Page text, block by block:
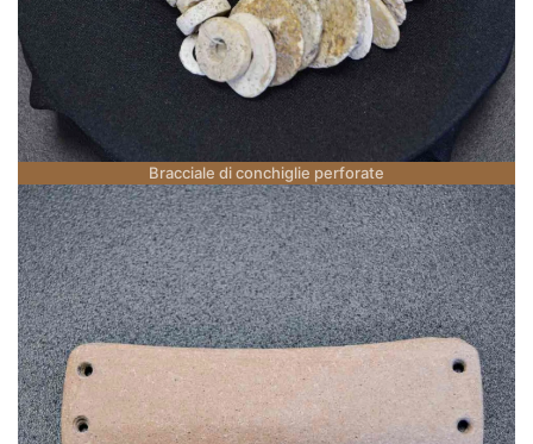
Bracciale di conchiglie perforate